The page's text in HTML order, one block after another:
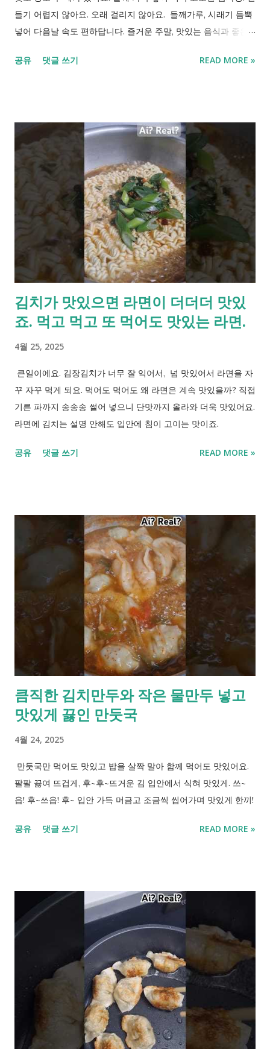
들기 어렵지 않아요. 오래 걸리지 않아요. 들깨가루, 시래기 듬뿍
넣어 다음날 속도 편하답니다. 즐거운 주말, 맛있는 음식과 좋은
공유 댓글 쓰기 READ MORE »
김치가 맛있으면 라면이 더더더 맛있
죠. 먹고 먹고 또 먹어도 맛있는 라면.
4월 25, 2025
큰일이에요. 김장김치가 너무 잘 익어서, 넘 맛있어서 라면을 자
꾸 자꾸 먹게 되요. 먹어도 먹어도 왜 라면은 계속 맛있을까? 직접
기른 파까지 송송송 썰어 넣으니 단맛까지 올라와 더욱 맛있어요.
라면에 김치는 설명 안해도 입안에 침이 고이는 맛이죠.
공유 댓글 쓰기 READ MORE »
큼직한 김치만두와 작은 물만두 넣고
맛있게 끓인 만둣국
4월 24, 2025
만둣국만 먹어도 맛있고 밥을 살짝 말아 함께 먹어도 맛있어요.
팔팔 끓여 뜨겁게, 후~후~뜨거운 김 입안에서 식혀 맛있게. 쓰~
읍! 후~쓰읍! 후~ 입안 가득 머금고 조금씩 씹어가며 맛있게 한끼!
공유 댓글 쓰기 READ MORE »